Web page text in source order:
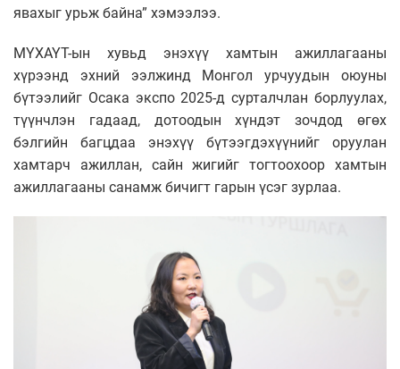
явахыг урьж байна” хэмээлээ.
МҮХАҮТ-ын хувьд энэхүү хамтын ажиллагааны
хүрээнд эхний ээлжинд Монгол урчуудын оюуны
бүтээлийг Осака экспо 2025-д сурталчлан борлуулах,
түүнчлэн гадаад, дотоодын хүндэт зочдод өгөх
бэлгийн багцдаа энэхүү бүтээгдэхүүнийг оруулан
хамтарч ажиллан, сайн жигийг тогтоохоор хамтын
ажиллагааны санамж бичигт гарын үсэг зурлаа.